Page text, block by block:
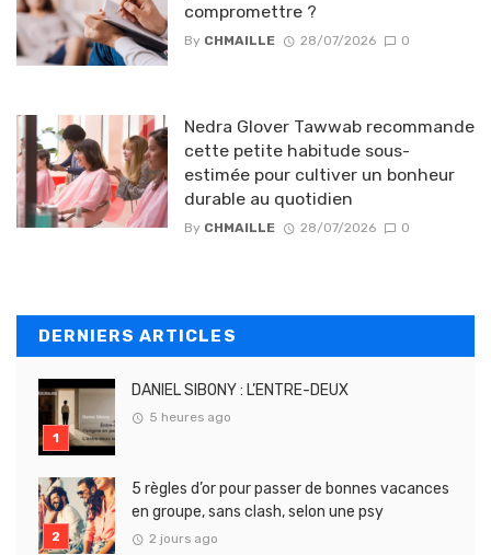
compromettre ?
By CHMAILLE 28/07/2026 0
Nedra Glover Tawwab recommande
cette petite habitude sous-
estimée pour cultiver un bonheur
durable au quotidien
By CHMAILLE 28/07/2026 0
DERNIERS ARTICLES
DANIEL SIBONY : L’ENTRE-DEUX
5 heures ago
5 règles d’or pour passer de bonnes vacances
en groupe, sans clash, selon une psy
2 jours ago